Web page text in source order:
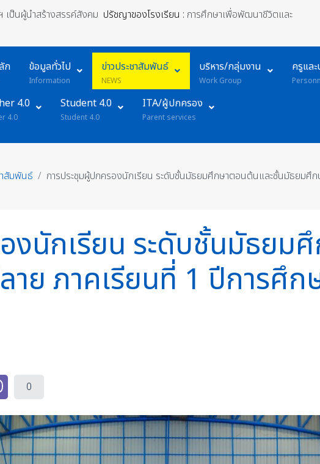
เป็นผู้นำสร้างสรรค์สังคม ปรัชญาของโรงเรียน : การศึกษาเพื่อพัฒนาชีวิตและ
ก ข้อมูลทั่วไป
Information
ข่าวประชาสัมพันธ์
NEWS
บริหาร/กลุ่มงาน
Work Group
ครูแล
4.0
4.0
Student 4.0
Student 4.0
ITA/ผู้ปกครอง
Parent services
าสัมพันธ์ การประชุมผู้ปกครองนักเรียน ระดับชั้นมัธยมศึกษาตอนต้นและชั้นมัธยมศึ
งนักเรียน ระดับชั้นมัธยม
ย ภาคเรียนที่ 1 ปีการศึก
0